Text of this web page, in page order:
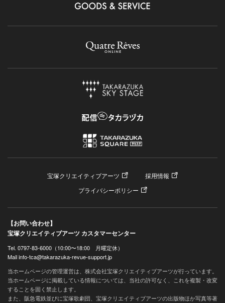
宝塚クリエイティブアーツ
採用情報
プライバシーポリシー
【お問い合わせ】
宝塚クリエイティブアーツ カスタマーセンター
Tel. 0797-83-6000（10:00〜18:00 月曜定休）
Mail info-tca@takarazuka-revue-support.jp
当ホームページの管理運営は、株式会社宝塚クリエイティブアーツが行っています。
当ホームページに掲載している情報については、当社の許可なく、これを複製・改変
することを固く禁止します。
また、阪急電鉄並びに宝塚歌劇団、宝塚クリエイティブアーツの出版物ほか写真等著